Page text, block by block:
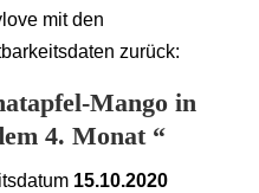
mit den
zurück:
Mango in
4. Monat “
15.10.2020